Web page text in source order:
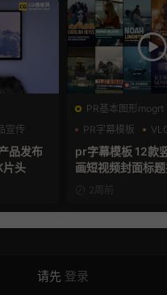
宣传
品发布
片头
PR基本图形mogrt
PR字幕模板
人物介绍
pr字幕模板 12款
画短视频封面标
2周前
请先 登录